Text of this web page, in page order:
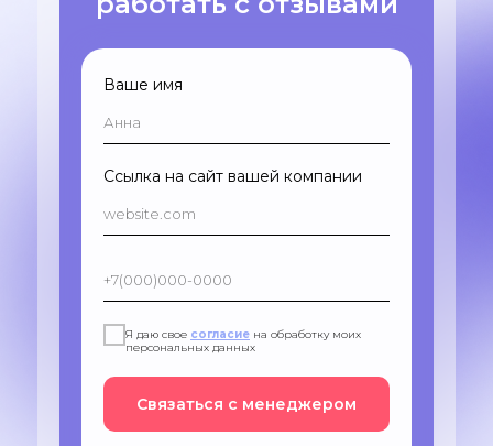
Ваше имя
Ссылка на сайт вашей компании
Я даю свое согласие на обработку моих
персональных данных
Связаться с менеджером